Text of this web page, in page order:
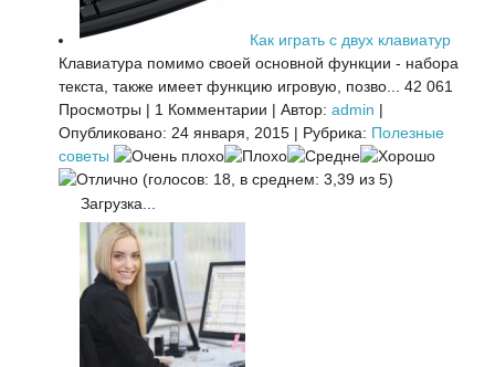
Как играть с двух клавиатур
Клавиатура помимо своей основной функции - набора
текста, также имеет функцию игровую, позво...
42 061
Просмотры | 1 Комментарии | Автор: admin |
Опубликовано: 24 января, 2015 | Рубрика: Полезные
советы
(голосов: 18, в среднем: 3,39 из 5)
Загрузка...